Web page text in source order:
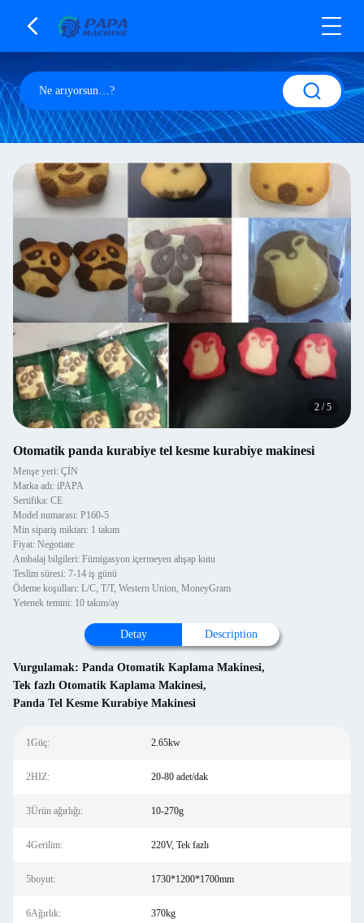
2 /5
Otomatik panda kurabiye tel kesme kurabiye makinesi
Menşe yeri: ÇİN
Marka adı: iPAPA
Sertifika: CE
Model numarası: P160-5
Min sipariş miktarı: 1 takım
Fiyat: Negotiate
Ambalaj bilgileri: Fümigasyon içermeyen ahşap kutu
Teslim süresi: 7-14 iş günü
Ödeme koşulları: L/C, T/T, Western Union, MoneyGram
Yetenek temini: 10 takım/ay
Detay Description
Vurgulamak: Panda Otomatik Kaplama Makinesi,
Tek fazlı Otomatik Kaplama Makinesi,
Panda Tel Kesme Kurabiye Makinesi
1Güç: 2.65kw
2HIZ: 20-80 adet/dak
3Ürün ağırlığı: 10-270g
4Gerilim: 220V, Tek fazlı
5boyut: 1730*1200*1700mm
6Ağırlık: 370kg